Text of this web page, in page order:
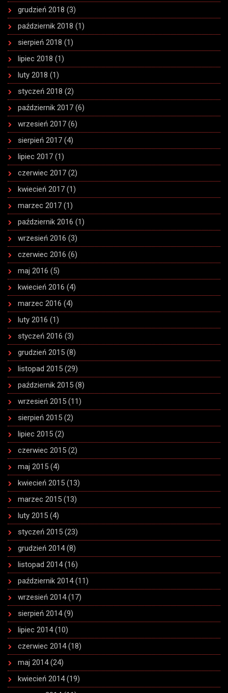
grudzień 2018 (3)
październik 2018 (1)
sierpień 2018 (1)
lipiec 2018 (1)
luty 2018 (1)
styczeń 2018 (2)
październik 2017 (6)
wrzesień 2017 (6)
sierpień 2017 (4)
lipiec 2017 (1)
czerwiec 2017 (2)
kwiecień 2017 (1)
marzec 2017 (1)
październik 2016 (1)
wrzesień 2016 (3)
czerwiec 2016 (6)
maj 2016 (5)
kwiecień 2016 (4)
marzec 2016 (4)
luty 2016 (1)
styczeń 2016 (3)
grudzień 2015 (8)
listopad 2015 (29)
październik 2015 (8)
wrzesień 2015 (11)
sierpień 2015 (2)
lipiec 2015 (2)
czerwiec 2015 (2)
maj 2015 (4)
kwiecień 2015 (13)
marzec 2015 (13)
luty 2015 (4)
styczeń 2015 (23)
grudzień 2014(8)
listopad 2014(16)
październik 2014(11)
wrzesień 2014(17)
sierpień 2014(9)
lipiec 2014(10)
czerwiec 2014(18)
maj 2014(24)
kwiecień 2014(19)